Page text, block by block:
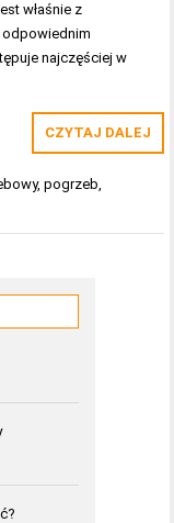
właśnie z
najczęściej w
CZYTAJ DALEJ
,pogrzeb,